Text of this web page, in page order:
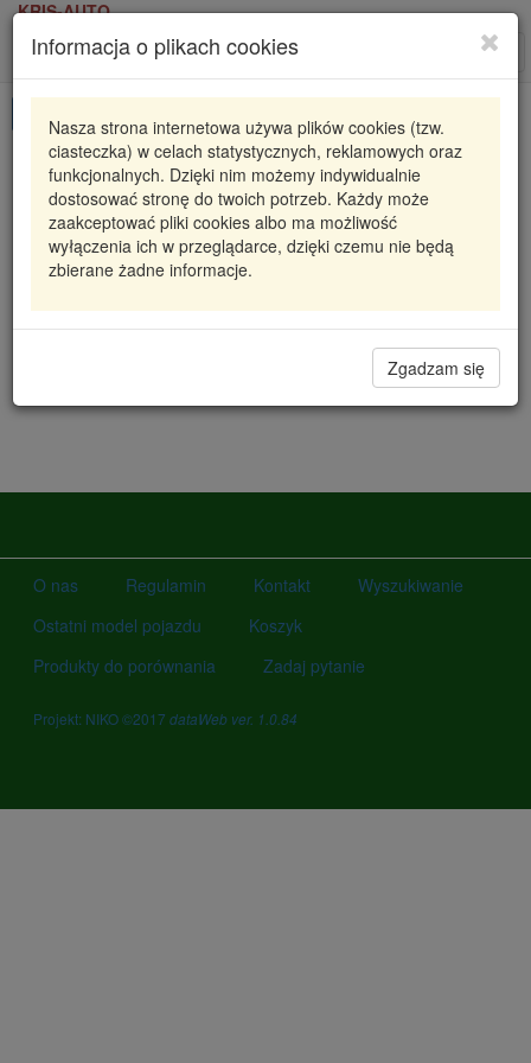
KRIS-AUTO
Informacja o plikach cookies
Nasza strona internetowa używa plików cookies (tzw.
ciasteczka) w celach statystycznych, reklamowych oraz
funkcjonalnych. Dzięki nim możemy indywidualnie
dostosować stronę do twoich potrzeb. Każdy może
zaakceptować pliki cookies albo ma możliwość
wyłączenia ich w przeglądarce, dzięki czemu nie będą
zbierane żadne informacje.
Zgadzam się
Karta produktu
L17122 MON MONROE
KOŃCÓWKA DRĄŻKA LANDROVER
75,17 zł
Filia Lublin 0
Magazyn II
O nas Regulamin Kontakt
Wyszukiwanie
Ostatni model pojazdu
Koszyk
Produkty do porównania
Zadaj pytanie
Projekt: NIKO ©2017 dataWeb ver. 1.0.84